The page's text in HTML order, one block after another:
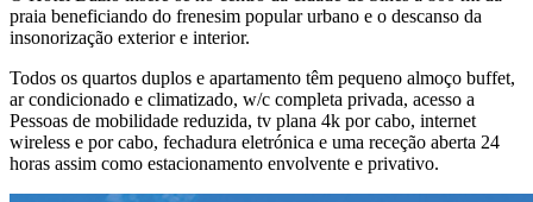
praia beneficiando do frenesim popular urbano e o descanso da
insonorização exterior e interior.
Todos os quartos duplos e apartamento têm pequeno almoço buffet,
ar condicionado e climatizado, w/c completa privada, acesso a
Pessoas de mobilidade reduzida, tv plana 4k por cabo, internet
wireless e por cabo, fechadura eletrónica e uma receção aberta 24
horas assim como estacionamento envolvente e privativo.